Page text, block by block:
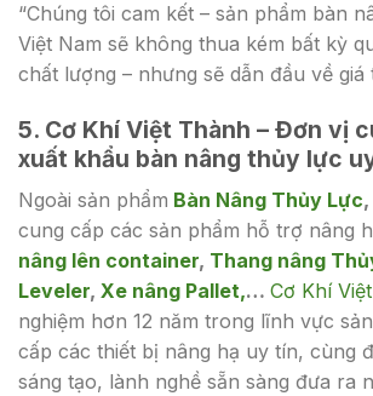
“Chúng tôi cam kết – sản phẩm bàn
Việt Nam sẽ không thua kém bất kỳ
chất lượng – nhưng sẽ dẫn đầu về giá
5. Cơ Khí Việt Thành – Đơn vị
xuất khẩu bàn nâng thủy lực
Ngoài sản phẩm Bàn Nâng Thủy Lực,
cung cấp các sản phẩm hỗ trợ nâng
nâng lên container, Thang nâng
Leveler, Xe nâng Pallet,… Cơ Khí
nghiệm hơn 12 năm trong lĩnh vực
cấp các thiết bị nâng hạ uy tín, cùng
sáng tạo, lành nghề sẵn sàng đưa ra